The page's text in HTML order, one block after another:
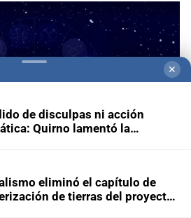
✕
de disculpas ni acción
Quirno lamentó la
eliminó el capítulo de
de tierras del proyecto